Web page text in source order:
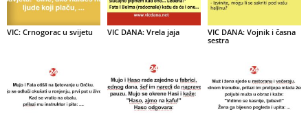
VIC: Crnogorac u svijetu VIC DANA: Vrela jaja
VIC DANA: Vojnik i časna
sestra